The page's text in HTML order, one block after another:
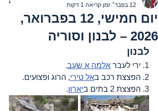
יום חמישי, 12 בפברואר,
2026 – לבנון וסוריה
12 בפבר׳
זמן קריאה 1 דקות
לבנון
1. ירי לעבר אלמה א שעב.
2. הפצצת רכב ב
אל טירי, הרוג ופצועים.
3. הפצצת 2 בתים ב
יארוּן.